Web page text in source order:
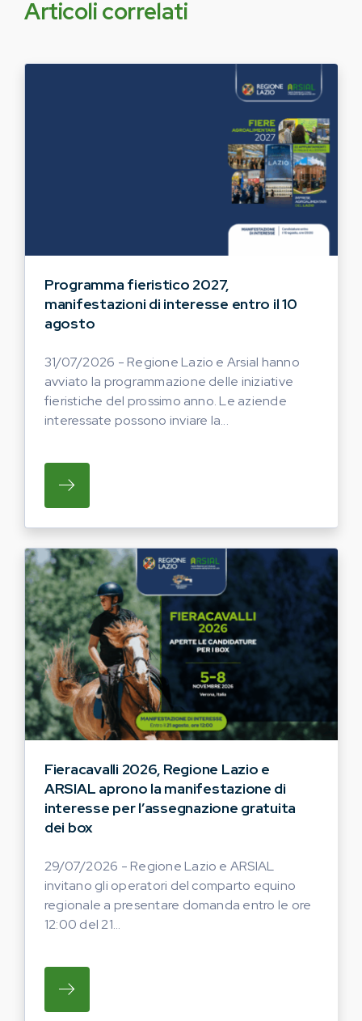
Articoli correlati
Programma fieristico 2027,
manifestazioni di interesse entro il 10
agosto
31/07/2026 - Regione Lazio e Arsial hanno
avviato la programmazione delle iniziative
fieristiche del prossimo anno. Le aziende
interessate possono inviare la...
SU REGIONE LAZIO E ARSIAL HANNO
Fieracavalli 2026, Regione Lazio e
ARSIAL aprono la manifestazione di
interesse per l’assegnazione gratuita
dei box
29/07/2026 - Regione Lazio e ARSIAL
invitano gli operatori del comparto equino
regionale a presentare domanda entro le ore
12:00 del 21...
SU REGIONE LAZIO E ARSIAL INVITANO